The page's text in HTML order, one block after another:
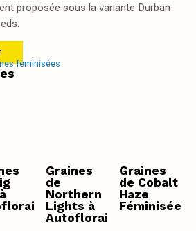
proposée sous la variante Durban
féminisées
Graines
de
Northern
Lights à
Autofloraison
Graines
de Cobalt
Haze
Féminisée